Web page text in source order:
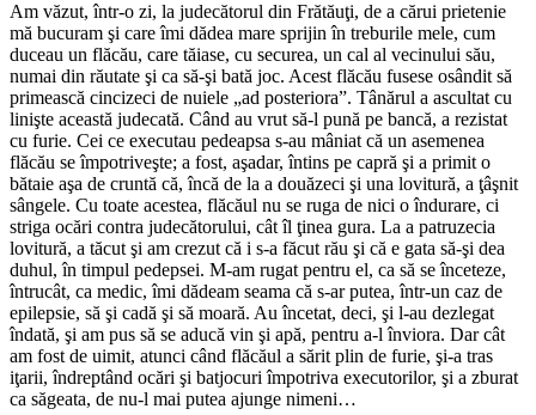
Am văzut, într-o zi, la judecătorul din Frătăuţi, de a cărui prietenie
mă bucuram şi care îmi dădea mare sprijin în treburile mele, cum
duceau un flăcău, care tăiase, cu securea, un cal al vecinului său,
numai din răutate şi ca să-şi bată joc. Acest flăcău fusese osândit să
primească cincizeci de nuiele „ad posteriora”. Tânărul a ascultat cu
linişte această judecată. Când au vrut să-l pună pe bancă, a rezistat
cu furie. Cei ce executau pedeapsa s-au mâniat că un asemenea
flăcău se împotriveşte; a fost, aşadar, întins pe capră şi a primit o
bătaie aşa de cruntă că, încă de la a douăzeci şi una lovitură, a ţâşnit
sângele. Cu toate acestea, flăcăul nu se ruga de nici o îndurare, ci
striga ocări contra judecătorului, cât îl ţinea gura. La a patruzecia
lovitură, a tăcut şi am crezut că i s-a făcut rău şi că e gata să-şi dea
duhul, în timpul pedepsei. M-am rugat pentru el, ca să se înceteze,
întrucât, ca medic, îmi dădeam seama că s-ar putea, într-un caz de
epilepsie, să şi cadă şi să moară. Au încetat, deci, şi l-au dezlegat
îndată, şi am pus să se aducă vin şi apă, pentru a-l înviora. Dar cât
am fost de uimit, atunci când flăcăul a sărit plin de furie, şi-a tras
iţarii, îndreptând ocări şi batjocuri împotriva executorilor, şi a zburat
ca săgeata, de nu-l mai putea ajunge nimeni…